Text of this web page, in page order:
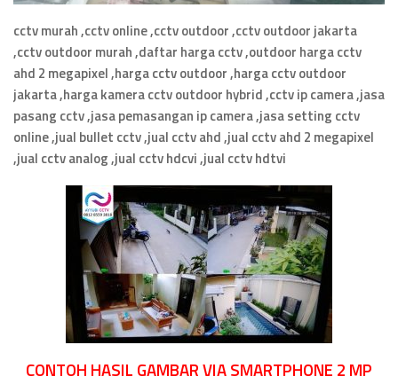
cctv murah ,cctv online ,cctv outdoor ,cctv outdoor jakarta
,cctv outdoor murah ,daftar harga cctv ,outdoor harga cctv
ahd 2 megapixel ,harga cctv outdoor ,harga cctv outdoor
jakarta ,harga kamera cctv outdoor hybrid ,cctv ip camera ,jasa
pasang cctv ,jasa pemasangan ip camera ,jasa setting cctv
online ,jual bullet cctv ,jual cctv ahd ,jual cctv ahd 2 megapixel
,jual cctv analog ,jual cctv hdcvi ,jual cctv hdtvi
CONTOH HASIL GAMBAR VIA SMARTPHONE 2 MP